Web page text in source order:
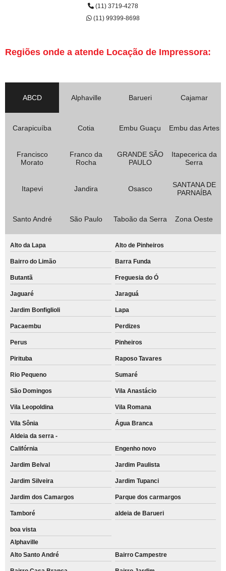
(11) 3719-4278
(11) 99399-8698
Regiões onde a atende Locação de Impressora:
ABCD Alphaville Barueri Cajamar
Carapicuíba Cotia Embu Guaçu Embu das Artes
Francisco
Morato
Franco da
Rocha
GRANDE SÃO
PAULO
Itapecerica da
Serra
Itapevi Jandira Osasco
SANTANA DE
PARNAÍBA
Santo André São Paulo Taboão da Serra Zona Oeste
Alto da Lapa Alto de Pinheiros
Bairro do Limão Barra Funda
Butantã Freguesia do Ó
Jaguaré Jaraguá
Jardim Bonfiglioli Lapa
Pacaembu Perdizes
Perus Pinheiros
Pirituba Raposo Tavares
Rio Pequeno Sumaré
São Domingos Vila Anastácio
Vila Leopoldina Vila Romana
Vila Sônia
Água Branca
Aldeia da serra -
Califórnia
Engenho novo
Jardim Belval Jardim Paulista
Jardim Silveira Jardim Tupanci
Jardim dos Camargos Parque dos carmargos
Tamboré aldeia de Barueri
boa vista
Alphaville
Alto Santo André
Bairro Campestre